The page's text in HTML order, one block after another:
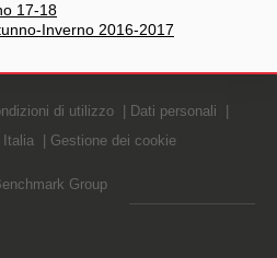
17-18
Inverno 2016-2017
di utilizzo
Dati personali
Italia Gestione dei cookie
Group